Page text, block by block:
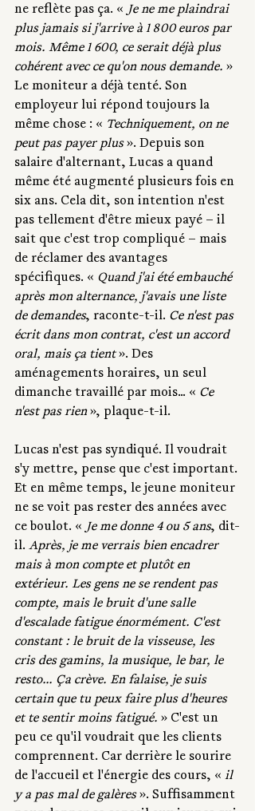
ne reflète pas ça. « Je ne me plaindrai
plus jamais si j'arrive à 1 800 euros par
mois. Même 1 600, ce serait déjà plus
cohérent avec ce qu'on nous demande. »
Le moniteur a déjà tenté. Son
employeur lui répond toujours la
même chose : « Techniquement, on ne
peut pas payer plus ». Depuis son
salaire d'alternant, Lucas a quand
même été augmenté plusieurs fois en
six ans. Cela dit, son intention n'est
pas tellement d'être mieux payé – il
sait que c'est trop compliqué – mais
de réclamer des avantages
spécifiques. « Quand j'ai été embauché
après mon alternance, j'avais une liste
de demandes, raconte-t-il. Ce n'est pas
écrit dans mon contrat, c'est un accord
oral, mais ça tient ». Des
aménagements horaires, un seul
dimanche travaillé par mois... « Ce
n'est pas rien », plaque-t-il.
Lucas n'est pas syndiqué. Il voudrait
s'y mettre, pense que c'est important.
Et en même temps, le jeune moniteur
ne se voit pas rester des années avec
ce boulot. « Je me donne 4 ou 5 ans, dit-
il. Après, je me verrais bien encadrer
mais à mon compte et plutôt en
extérieur. Les gens ne se rendent pas
compte, mais le bruit d'une salle
d'escalade fatigue énormément. C'est
constant : le bruit de la visseuse, les
cris des gamins, la musique, le bar, le
resto... Ça crève. En falaise, je suis
certain que tu peux faire plus d'heures
et te sentir moins fatigué. » C'est un
peu ce qu'il voudrait que les clients
comprennent. Car derrière le sourire
de l'accueil et l'énergie des cours, « il
y a pas mal de galères ». Suffisamment